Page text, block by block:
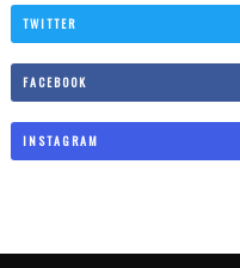
TWITTER
FACEBOOK
INSTAGRAM